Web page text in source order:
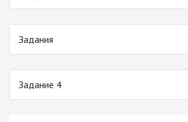
Задания
Задание 4